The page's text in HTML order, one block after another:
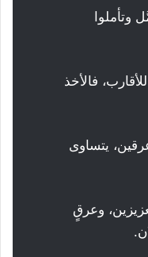
وتأملوا
فالأخذ
يتساوى
وعرقٍ